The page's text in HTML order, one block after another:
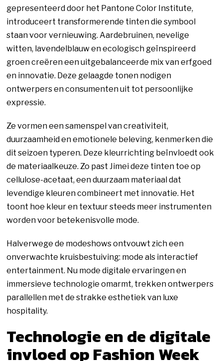
gepresenteerd door het Pantone Color Institute,
introduceert transformerende tinten die symbool
staan voor vernieuwing. Aardebruinen, nevelige
witten, lavendelblauw en ecologisch geïnspireerd
groen creëren een uitgebalanceerde mix van erfgoed
en innovatie. Deze gelaagde tonen nodigen
ontwerpers en consumenten uit tot persoonlijke
expressie.
Ze vormen een samenspel van creativiteit,
duurzaamheid en emotionele beleving, kenmerken die
dit seizoen typeren. Deze kleurrichting beïnvloedt ook
de materiaalkeuze. Zo past Jimei deze tinten toe op
cellulose-acetaat, een duurzaam materiaal dat
levendige kleuren combineert met innovatie. Het
toont hoe kleur en textuur steeds meer instrumenten
worden voor betekenisvolle mode.
Halverwege de modeshows ontvouwt zich een
onverwachte kruisbestuiving: mode als interactief
entertainment. Nu mode digitale ervaringen en
immersieve technologie omarmt, trekken ontwerpers
parallellen met de strakke esthetiek van luxe
hospitality.
Technologie en de digitale
invloed op Fashion Week